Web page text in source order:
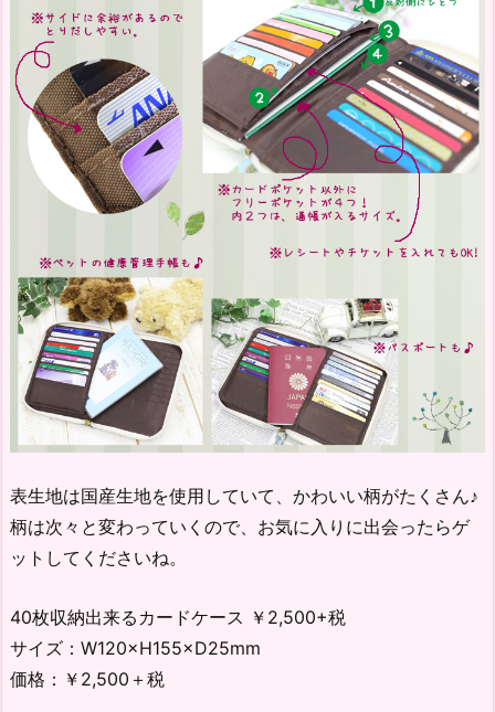
表生地は国産生地を使用していて、かわいい柄がたくさん♪
柄は次々と変わっていくので、お気に入りに出会ったらゲ
ットしてくださいね。
40枚収納出来るカードケース ￥2,500+税
サイズ：W120×H155×D25mm
価格：￥2,500＋税